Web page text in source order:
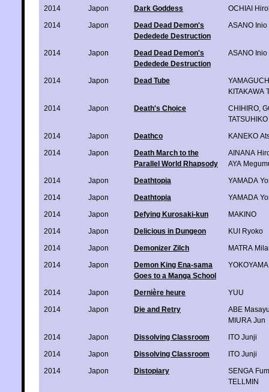
2014
Japon Dark Goddess
OCHIAI
2014
Japon
Dead Dead Demon's
Dededede Destruction
ASANO Inio
2014 Japon
Dead Dead Demon's
Dededede Destruction
ASANO Inio
2014 Japon Dead Tube
KITAKAWA
2014
Japon Death's Choice CHIHIRO
TATSUHIKO
2014
Japon Deathco
KANEKO
2014
Japon
Death March to the
Parallel World Rhapsody
AINANA
AYA
2014
Japon Deathtopia
YAMADA
2014
Japon Deathtopia
YAMADA
2014
Japon Defying Kurosaki-kun
MAKINO
2014
Japon Delicious in Dungeon
KUI Ryoko
2014
Japon Demonizer Zilch
MATRA
2014
Japon
Demon King Ena-sama
Goes to a Manga School
2014 Japon Dernière heure
YUU
2014
Japon Die and Retry
ABE
MIURA Jun
2014
Japon Dissolving Classroom
ITO Junji
2014
Japon Dissolving Classroom
ITO Junji
2014
Japon Distopiary
SENGA
TELLMIN